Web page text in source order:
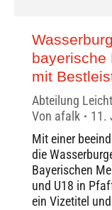
bayerische
mit
Abteilung
Von afalk
11.
Mit einer
die
Bayerischen
und U18 in
ein Vizetitel